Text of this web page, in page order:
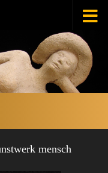
mensch